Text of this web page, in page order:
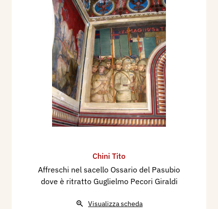
Pasubio, Nel Sacrario militare al cimitero di
Trento. (1932 decorazioni). Nel Duomo di Schio.
Nel Tempio Ossario di Bassano del Grappa. Nel
cimitero monumentale dell’Antella. Nel Caffé
Margherita di Viareggio. Muore a Desio nel 1947.
Viene ricordato con la mostra: Antiche Fonti, Tito
Chini e la cultura termale nel Trentino, mostra a
Caldes (TN), Castello Caldes, dal 20 giugno al 2
novembre 2023.
2025 - Antiche Fonti, Tito Chini e la cultura
termale nel Trentino, mostra a Caldes (TN),
Castello Caldes, Mantova, Archivio, n. 7
Chini Tito
Affreschi nel sacello Ossario del Pasubio
dove è ritratto Guglielmo Pecori Giraldi
Visualizza scheda